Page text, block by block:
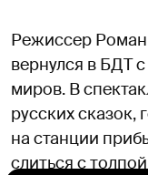
Режиссер
вернулся в БДТ
миров. В
русских
на станции
слиться с